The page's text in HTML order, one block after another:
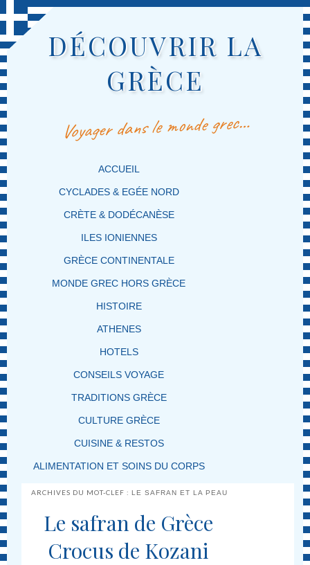
DÉCOUVRIR LA
GRÈCE
Voyager dans le monde grec…
MENU PRINCIPAL
MASQUER LA NAVIGATION PRINCIPALE
MASQUER LA NAVIGATION SECONDAIRE
ACCUEIL
CYCLADES & EGÉE NORD
CRÈTE & DODÉCANÈSE
ILES IONIENNES
GRÈCE CONTINENTALE
MONDE GREC HORS GRÈCE
HISTOIRE
ATHENES
HOTELS
CONSEILS VOYAGE
TRADITIONS GRÈCE
CULTURE GRÈCE
CUISINE & RESTOS
ALIMENTATION ET SOINS DU CORPS
ARCHIVES DU MOT-CLEF :LE SAFRAN ET LA PEAU
Le safran de Grèce
Crocus de Kozani